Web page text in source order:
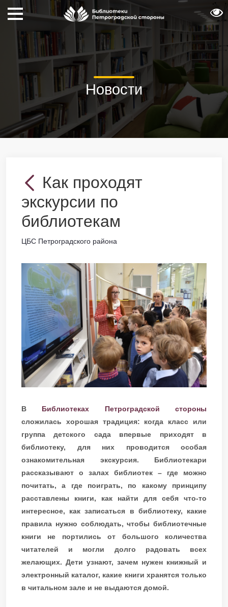
Новости
Как проходят
экскурсии по
библиотекам
ЦБС Петроградского района
В Библиотеках Петроградской стороны
сложилась хорошая традиция: когда класс или
группа детского сада впервые приходят в
библиотеку, для них проводится особая
ознакомительная экскурсия. Библиотекари
рассказывают о залах библиотек – где можно
почитать, а где поиграть, по какому принципу
расставлены книги, как найти для себя что-то
интересное, как записаться в библиотеку, какие
правила нужно соблюдать, чтобы библиотечные
книги не портились от большого количества
читателей и могли долго радовать всех
желающих. Дети узнают, зачем нужен книжный и
электронный каталог, какие книги хранятся только
в читальном зале и не выдаются домой.